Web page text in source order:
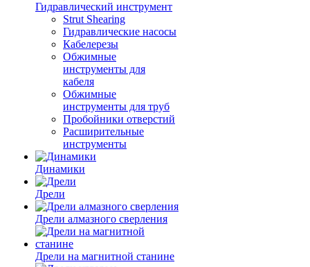
Гидравлический инструмент
Strut Shearing
Гидравлические насосы
Кабелерезы
Обжимные
инструменты для
кабеля
Обжимные
инструменты для труб
Пробойники отверстий
Расширительные
инструменты
Динамики
Дрели
Дрели алмазного сверления
Дрели на магнитной станине